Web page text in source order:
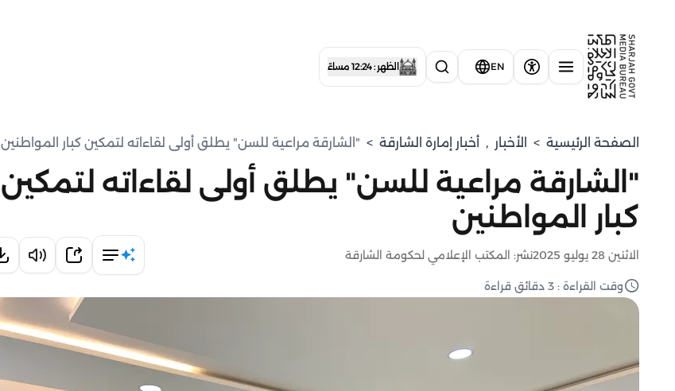
EN الظهر : 12:24 مساءً
الصفحة الرئيسية > الأخبار , أخبار إمارة الشارقة > "الشارقة مراعية للسن" يطلق أولى لقاءاته لتمكين كبار المواطنين
"الشارقة مراعية للسن" يطلق أولى لقاءاته لتمكين
كبار المواطنين
الاثنين 28 يوليو 2025 نشر: المكتب الإعلامي لحكومة الشارقة
وقت القراءة : 3 دقائق قراءة